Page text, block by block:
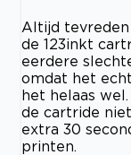
Altijd tevreden
de 123inkt
eerdere
omdat het
het helaas
de cartride
extra 30
printen.